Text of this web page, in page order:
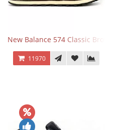
New Balance 574 Classic Brown White
11970